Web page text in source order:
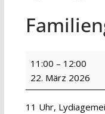
11:00 – 12:00
22. März 2026
11 Uhr,